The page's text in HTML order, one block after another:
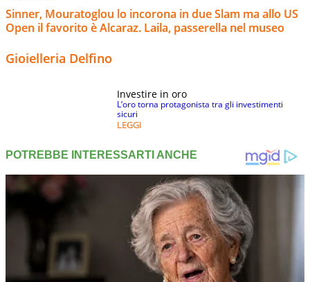
Sinner, Mouratoglou lo incorona in due Slam ma allo US
Open il favorito è Alcaraz. Laila, passerella nel museo
Gioielleria Delfino
Investire in oro
L’oro torna protagonista tra gli investimenti
sicuri
LEGGI